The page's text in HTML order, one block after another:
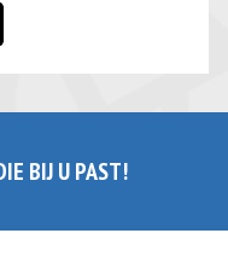
BIJ U PAST!